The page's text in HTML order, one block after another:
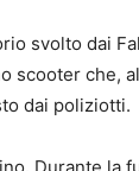
svolto dai
scooter che,
dai poliziotti.
Durante la